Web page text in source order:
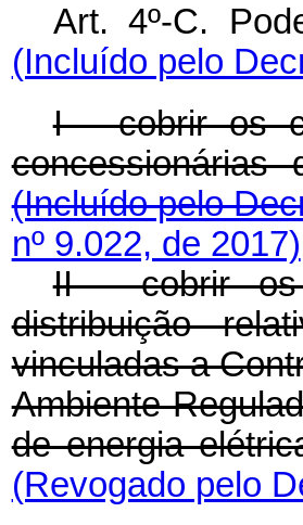
Art. 4º-C.
(Incluído pelo
I - cobrir os
(Incluído pelo
nº 9.022, de 2017)
II - cobrir os
distribuição
vinculadas a
Ambiente
de energia
(Revogado pelo